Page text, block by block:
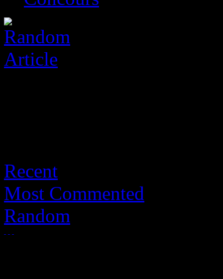
Recent
Most Commented
Random